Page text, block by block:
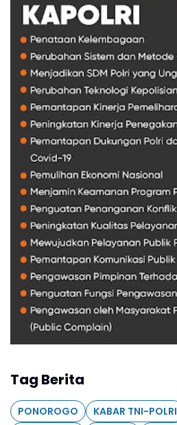
Tag Berita
PONOROGO KABAR TNI-POLRI